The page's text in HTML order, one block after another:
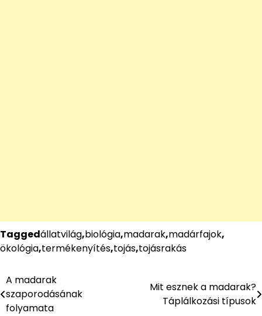
Taggedállatvilág,biológia,madarak,madárfajok,
ökológia,termékenyítés,tojás,tojásrakás
Bejegyzés
navigáció
A madarak
szaporodásának
folyamata
Mit esznek a madarak?
Táplálkozási típusok